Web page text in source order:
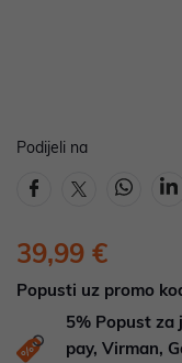
Podijeli na
39,99 €
Popusti uz promo
5% Popust za
pay, Virman,